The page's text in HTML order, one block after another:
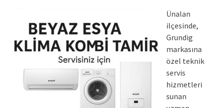
Ünalan
ilçesinde,
Grundig
markasına
özel teknik
servis
hizmetleri
sunan